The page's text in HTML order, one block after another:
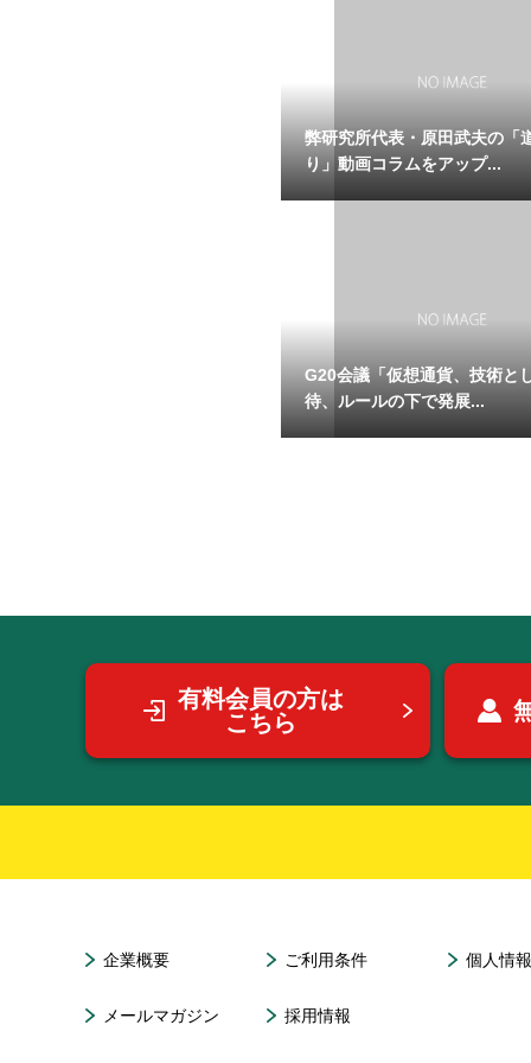
弊研究所代表・原田武夫の「
り」動画コラムをアップ...
G20会議「仮想通貨、技術と
待、ルールの下で発展...
有料会員の方は
こちら
企業概要 ご利用条件 個人情
メールマガジン 採用情報